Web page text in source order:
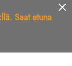
Saat etuna